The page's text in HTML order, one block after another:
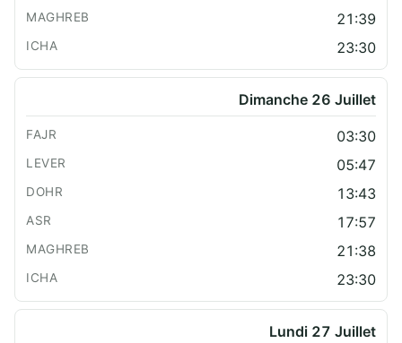
21:39
23:30
Dimanche 26 Juillet
03:30
05:47
13:43
17:57
21:38
23:30
Lundi 27 Juillet